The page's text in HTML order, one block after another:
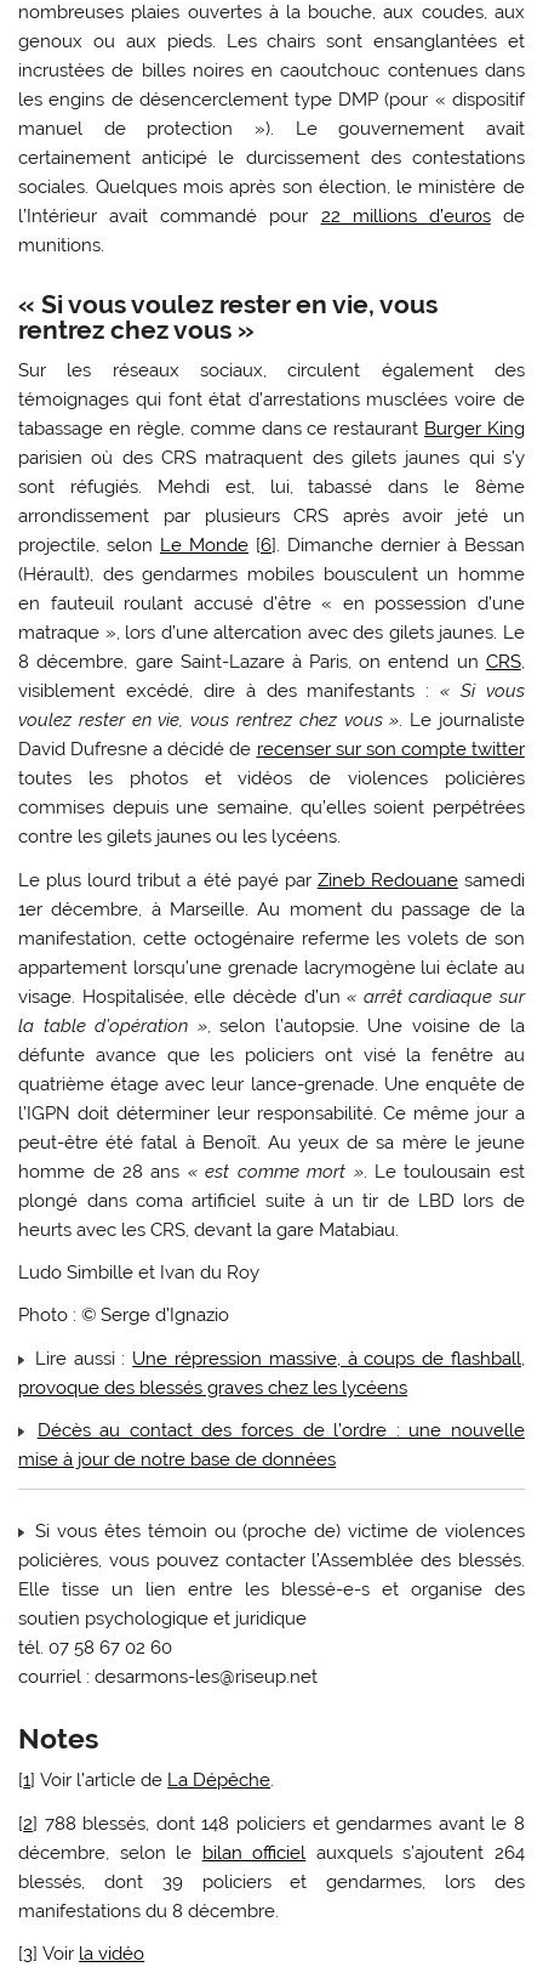
nombreuses plaies ouvertes à la bouche, aux coudes, aux
genoux ou aux pieds. Les chairs sont ensanglantées et
incrustées de billes noires en caoutchouc contenues dans
les engins de désencerclement type DMP (pour « dispositif
manuel de protection »). Le gouvernement avait
certainement anticipé le durcissement des contestations
sociales. Quelques mois après son élection, le ministère de
l’Intérieur avait commandé pour 22 millions d’eurosde
munitions.
« Si vous voulez rester en vie, vous
rentrez chez vous »
Sur les réseaux sociaux, circulent également des
témoignages qui font état d’arrestations musclées voire de
tabassage en règle, comme dans ce restaurant Burger King
parisien où des CRS matraquent des gilets jaunes qui s’y
sont réfugiés. Mehdi est, lui, tabassé dans le 8ème
arrondissement par plusieurs CRS après avoir jeté un
projectile, selon Le Monde [6]. Dimanche dernier à Bessan
(Hérault), des gendarmes mobiles bousculent un homme
en fauteuil roulant accusé d’être « en possession d’une
matraque », lors d’une altercation avec des gilets jaunes. Le
8 décembre, gare Saint-Lazare à Paris, on entend un CRS,
visiblement excédé, dire à des manifestants :« Si vous
voulez rester en vie, vous rentrez chez vous ». Le journaliste
David Dufresne a décidé de recenser sur son compte twitter
toutes les photos et vidéos de violences policières
commises depuis une semaine, qu’elles soient perpétrées
contre les gilets jaunes ou les lycéens.
Le plus lourd tribut a été payé par Zineb Redouanesamedi
1er décembre, à Marseille. Au moment du passage de la
manifestation, cette octogénaire referme les volets de son
appartement lorsqu’une grenade lacrymogène lui éclate au
visage. Hospitalisée, elle décède d’un« arrêt cardiaque sur
la table d’opération », selon l’autopsie. Une voisine de la
défunte avance que les policiers ont visé la fenêtre au
quatrième étage avec leur lance-grenade. Une enquête de
l’IGPN doit déterminer leur responsabilité. Ce même jour a
peut-être été fatal à Benoît. Au yeux de sa mère le jeune
homme de 28 ans « est comme mort ». Le toulousain est
plongé dans coma artificiel suite à un tir de LBD lors de
heurts avec les CRS, devant la gare Matabiau.
Ludo Simbille et Ivan du Roy
Photo : © Serge d’Ignazio
Lire aussi : Une répression massive, à coups de flashball,
provoque des blessés graves chez les lycéens
Décès au contact des forces de l’ordre : une nouvelle
mise à jour de notre base de données
Si vous êtes témoin ou (proche de) victime de violences
policières, vous pouvez contacter l’Assemblée des blessés.
Elle tisse un lien entre les blessé-e-s et organise des
soutien psychologique et juridique
tél. 07 58 67 02 60
courriel : desarmons-les@riseup.net
Notes
[1]Voir l’article de La Dépêche.
[2] 788 blessés, dont 148 policiers et gendarmes avant le 8
décembre, selon le bilan officiel auxquels s’ajoutent 264
blessés, dont 39 policiers et gendarmes, lors des
manifestations du 8 décembre.
[3]Voir la vidéo